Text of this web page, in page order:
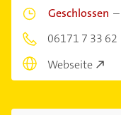
Geschlossen –
06171 7 33 62
Webseite